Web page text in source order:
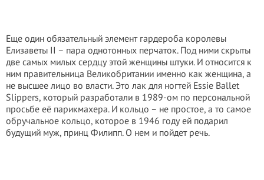
Еще один обязательный элемент гардероба королевы
Елизаветы II – пара однотонных перчаток. Под ними скрыты
две самых милых сердцу этой женщины штуки. И относится к
ним правительница Великобритании именно как женщина, а
не высшее лицо во власти. Это лак для ногтей Essie Ballet
Slippers, который разработали в 1989-ом по персональной
просьбе её парикмахера. И кольцо – не простое, а то самое
обручальное кольцо, которое в 1946 году ей подарил
будущий муж, принц Филипп. О нем и пойдет речь.